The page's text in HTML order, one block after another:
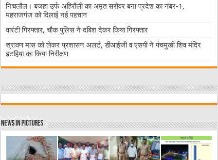
निचलौल। बजहा उर्फ अहिरौली का अमृत सरोवर बना प्रदेश का नंबर-1,
महराजगंज को दिलाई नई पहचान
वारंटी गिरफ्तार, चौक पुलिस ने दबिश देकर किया गिरफ्तार
श्रावण मास को लेकर प्रशासन अलर्ट, डीआईजी व एसपी ने पंचमुखी शिव मंदिर
इटहिया का किया निरीक्षण
News in Pictures